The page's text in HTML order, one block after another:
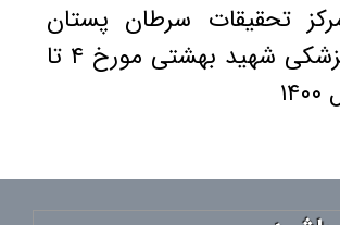
مرکز تحقیقات سرطان پستان
دانشگاه علوم پزشکی شهید بهشتی مورخ ۴ تا